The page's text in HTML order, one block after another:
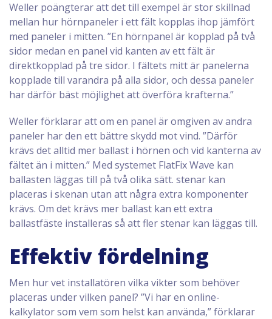
Weller poängterar att det till exempel är stor skillnad
mellan hur hörnpaneler i ett fält kopplas ihop jämfört
med paneler i mitten. ”En hörnpanel är kopplad på två
sidor medan en panel vid kanten av ett fält är
direktkopplad på tre sidor. I fältets mitt är panelerna
kopplade till varandra på alla sidor, och dessa paneler
har därför bäst möjlighet att överföra krafterna.”
Weller förklarar att om en panel är omgiven av andra
paneler har den ett bättre skydd mot vind. ”Därför
krävs det alltid mer ballast i hörnen och vid kanterna av
fältet än i mitten.” Med systemet FlatFix Wave kan
ballasten läggas till på två olika sätt. stenar kan
placeras i skenan utan att några extra komponenter
krävs. Om det krävs mer ballast kan ett extra
ballastfäste installeras så att fler stenar kan läggas till.
Effektiv fördelning
Men hur vet installatören vilka vikter som behöver
placeras under vilken panel? ”Vi har en online-
kalkylator som vem som helst kan använda,” förklarar